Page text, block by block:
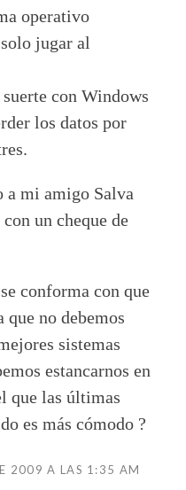
operativo
jugar al
con Windows
los datos por
a mi amigo Salva
un cheque de
conforma con que
no debemos
sistemas
estancarnos en
que las últimas
es más cómodo ?
2009 A LAS 1:35 AM